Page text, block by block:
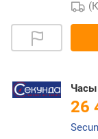
Часы
26